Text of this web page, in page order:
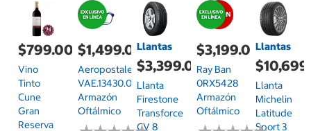
$799.00
Vino
Tinto
Cune
Gran
Reserva
$1,499.00
Aeropostale
VAE.13430.0BLU.55
Armazón
Oftálmico
Llantas
$3,399.00
Llanta
Firestone
Transforce
CV 8
$3,199.00
Ray Ban
0RX5428
Armazón
Oftálmico
Llantas
Llanta
Michelin
Latitude
Sport 3